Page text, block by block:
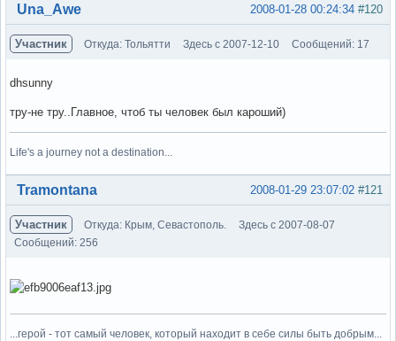
Вне форума #120
2008-01-28 00:24:34
Una_Awe
Участник Откуда: Тольятти Здесь с 2007-12-10 Сообщений: 17
dhsunny
тру-не тру..Главное, чтоб ты человек был кароший)
Life's a journey not a destination...
Вне форума #121
2008-01-29 23:07:02
Tramontana
Участник Откуда: Крым, Севастополь.
Здесь с 2007-08-07
Сообщений: 256
...герой - тот самый человек, который находит в себе силы быть добрым...